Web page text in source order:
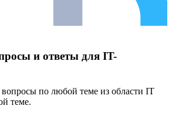
и ответы для IT-
по любой теме из области IT
теме.